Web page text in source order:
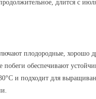
длится с
плодородные,
обеспечивают
и подходит для